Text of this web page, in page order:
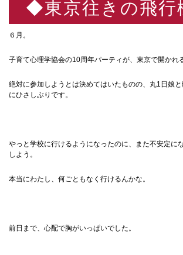
◆東京往きの飛行
６月。
子育て心理学協会の10周年パーティが、東京で開かれ
絶対に参加しようとは決めてはいたものの、丸1日娘
にひさしぶりです。
やっと学校に行けるようになったのに、また不安定に
しよう。
本当にわたし、何ごともなく行けるんかな。
前日まで、心配で胸がいっぱいでした。